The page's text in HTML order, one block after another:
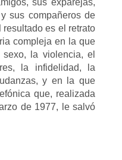
sus compañeros de
es el retrato
compleja en la que
la violencia, el
la infidelidad, la
y en la que
que, realizada
de 1977, le salvó